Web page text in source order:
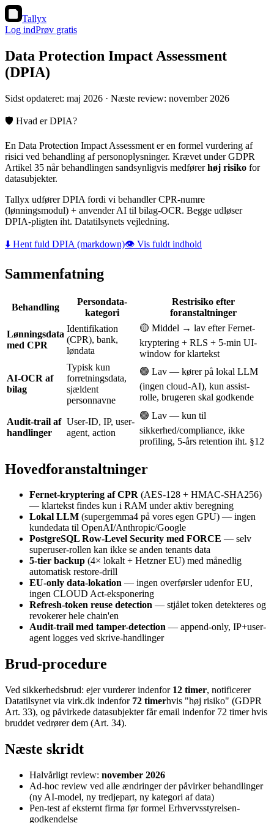
Tallyx
Log indPrøv gratis
Data Protection Impact Assessment
(DPIA)
Sidst opdateret: maj 2026 · Næste review: november 2026
🛡️ Hvad er DPIA?
En Data Protection Impact Assessment er en formel vurdering af
risici ved behandling af personoplysninger. Krævet under GDPR
Artikel 35 når behandlingen sandsynligvis medførerhøj risiko for
datasubjekter.
Tallyx udfører DPIA fordi vi behandler CPR-numre
(lønningsmodul) + anvender AI til bilag-OCR. Begge udløser
DPIA-pligten iht. Datatilsynets vejledning.
⬇️ Hent fuld DPIA (markdown)👁️ Vis fuldt indhold
Sammenfatning
Behandling
Persondata-
kategori
Restrisiko efter
foranstaltninger
Lønningsdata
med CPR
Identifikation
(CPR), bank,
løndata
🟡 Middel → lav efter Fernet-
kryptering + RLS + 5-min UI-
window for klartekst
AI-OCR af
bilag
Typisk kun
forretningsdata,
sjældent
personnavne
🟢 Lav — kører på lokal LLM
(ingen cloud-AI), kun assist-
rolle, brugeren skal godkende
Audit-trail af
handlinger
User-ID, IP, user-
agent, action
🟢 Lav — kun til
sikkerhed/compliance, ikke
profiling, 5-års retention iht. §12
Hovedforanstaltninger
Fernet-kryptering af CPR (AES-128 + HMAC-SHA256)
— klartekst findes kun i RAM under aktiv beregning
Lokal LLM (supergemma4 på vores egen GPU) — ingen
kundedata til OpenAI/Anthropic/Google
PostgreSQL Row-Level Security med FORCE — selv
superuser-rollen kan ikke se anden tenants data
5-tier backup (4× lokalt + Hetzner EU) med månedlig
automatisk restore-drill
EU-only data-lokation — ingen overførsler udenfor EU,
ingen CLOUD Act-eksponering
Refresh-token reuse detection — stjålet token detekteres og
revokerer hele chain'en
Audit-trail med tamper-detection — append-only, IP+user-
agent logges ved skrive-handlinger
Brud-procedure
Ved sikkerhedsbrud: ejer vurderer indenfor 12 timer, notificerer
Datatilsynet via virk.dk indenfor 72 timerhvis "høj risiko" (GDPR
Art. 33), og påvirkede datasubjekter får email indenfor 72 timer hvis
bruddet vedrører dem (Art. 34).
Næste skridt
Halvårligt review: november 2026
Ad-hoc review ved alle ændringer der påvirker behandlinger
(ny AI-model, ny tredjepart, ny kategori af data)
Pen-test af eksternt firma før formel Erhvervsstyrelsen-
godkendelse